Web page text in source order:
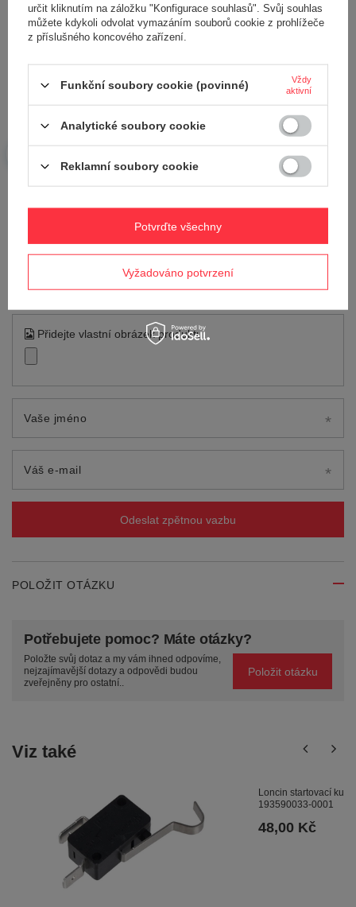
Szerokość opakowania [mm]
53
Wysokość opakowania [mm]
34
Hmotnost
RECENZE
Napište svoji recenzi
Vaše hodnocení:
5/5
Obsah vašeho názoru
Přidejte vlastní obrázek produktu:
Vaše jméno
Váš e-mail
Odeslat zpětnou vazbu
POLOŽIT OTÁZKU
Potřebujete pomoc? Máte otázky?
Položte svůj dotaz a my vám ihned odpovíme,
nejzajímavější dotazy a odpovědi budou
zveřejněny pro ostatní..
Položit otázku
Viz také
Loncin startovací
193590033-0001
48,00 Kč
určit kliknutím na záložku "Konfigurace souhlasů". Svůj souhlas
můžete kdykoli odvolat vymazáním souborů cookie z prohlížeče
z příslušného koncového zařízení.
Funkční soubory cookie (povinné)
Vždy
aktivní
Analytické soubory cookie
Reklamní soubory cookie
Vyžadováno potvrzení
Potvrďte všechny